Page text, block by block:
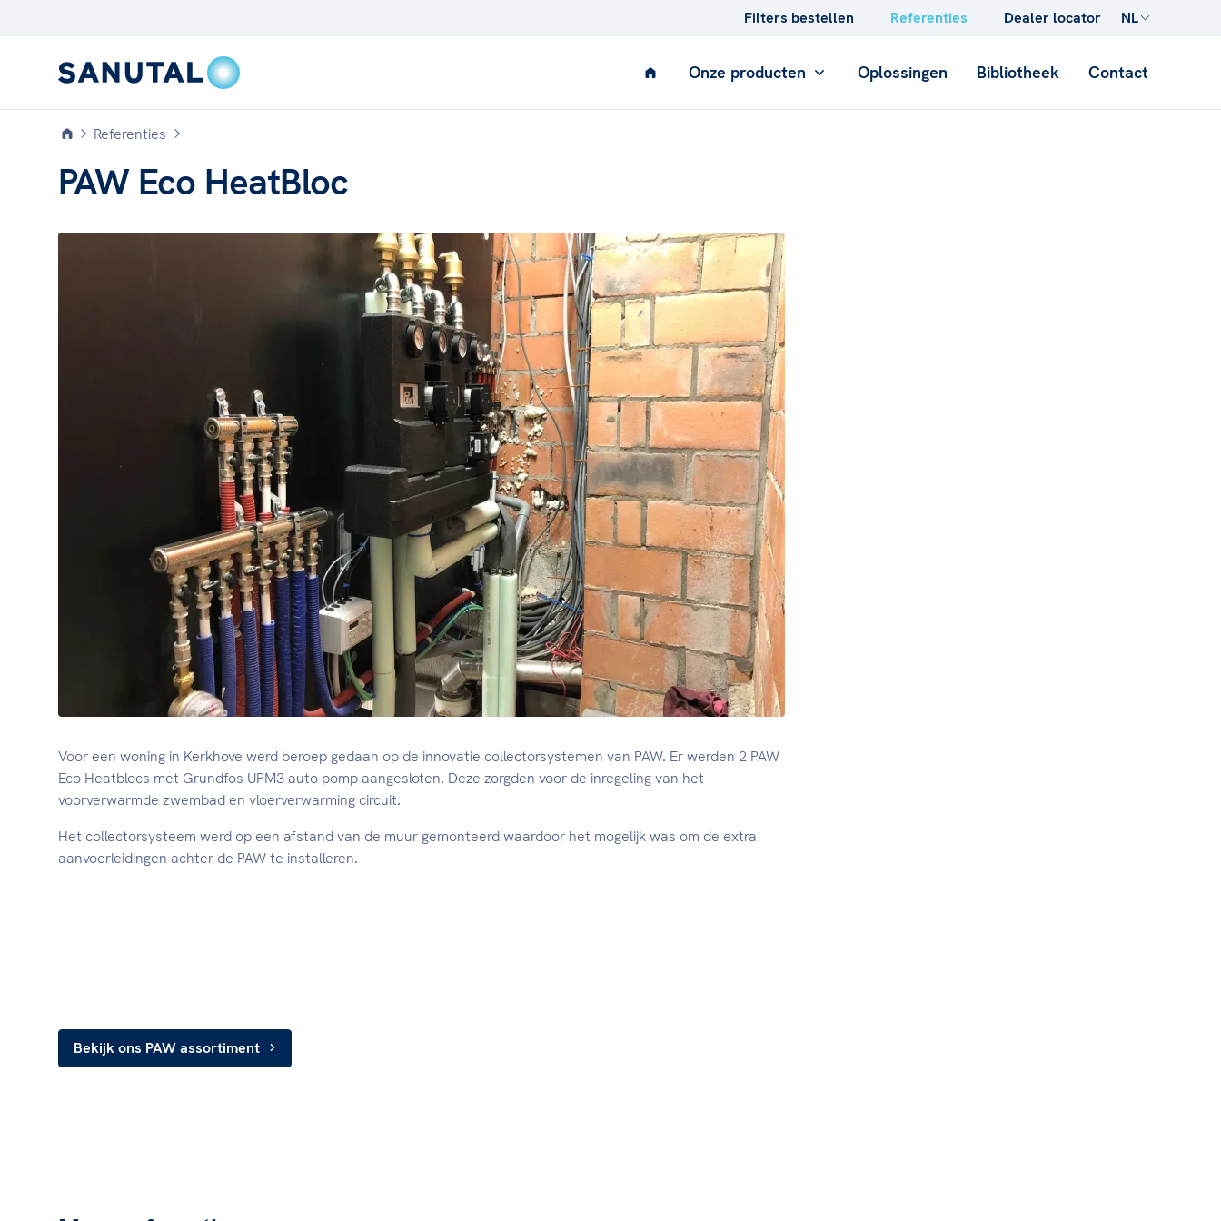
Onze producten
AIR
Ventilatie
Oplossingen Bibliotheek Contact
Filters bestellen Referenties Dealer locator NL
Referenties
PAW Eco HeatBloc
Voor een woning in Kerkhove werd beroep gedaan op de innovatie collectorsystemen van PAW. Er werden 2 PAW
Eco Heatblocs met Grundfos UPM3 auto pomp aangesloten. Deze zorgden voor de inregeling van het
voorverwarmde zwembad en vloerverwarming circuit.
Het collectorsysteem werd op een afstand van de muur gemonteerd waardoor het mogelijk was om de extra
aanvoerleidingen achter de PAW te installeren.
Bekijk ons PAW assortiment